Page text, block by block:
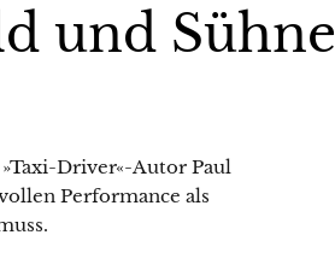
und Sühne
Driver«-Autor Paul
Performance als